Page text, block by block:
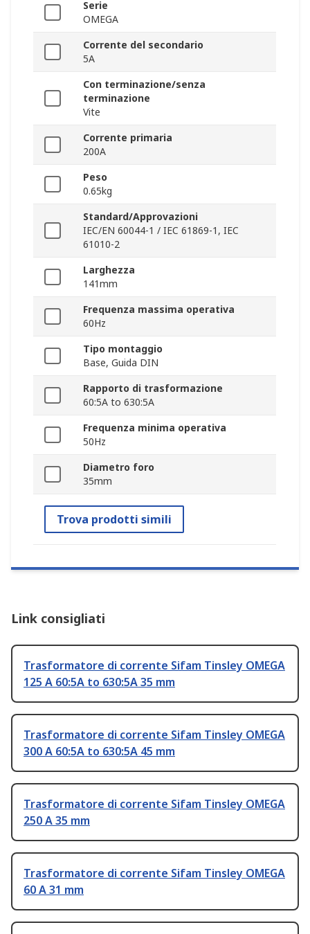
Serie
OMEGA
Corrente del secondario
5A
Con terminazione/senza
terminazione
Vite
Corrente primaria
200A
Peso
0.65kg
Standard/Approvazioni
IEC/EN 60044-1 / IEC 61869-1, IEC
61010-2
Larghezza
141mm
Frequenza massima operativa
60Hz
Tipo montaggio
Base, Guida DIN
Rapporto di trasformazione
60:5A to 630:5A
Frequenza minima operativa
50Hz
Diametro foro
35mm
Trova prodotti simili
Link consigliati
Trasformatore di corrente Sifam Tinsley OMEGA
125 A 60:5A to 630:5A 35 mm
Trasformatore di corrente Sifam Tinsley OMEGA
300 A 60:5A to 630:5A 45 mm
Trasformatore di corrente Sifam Tinsley OMEGA
250 A 35 mm
Trasformatore di corrente Sifam Tinsley OMEGA
60 A 31 mm